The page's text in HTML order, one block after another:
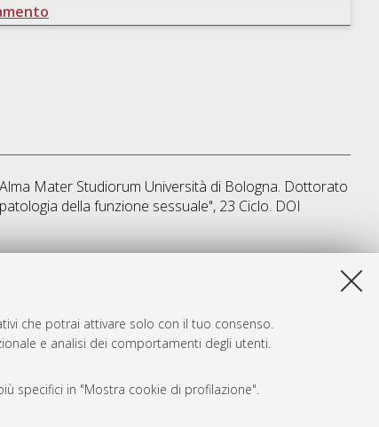
che potrai attivare solo con il tuo consenso.
e analisi dei comportamenti degli utenti.
specifici in "Mostra cookie di profilazione".
Mater Studiorum Università di Bologna. Dottorato
della funzione sessuale", 23 Ciclo. DOI
Fri Aug 7 20:50:33 2026 CEST.